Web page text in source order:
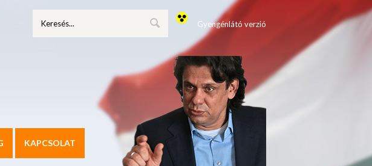
Gyengénlátó verzió
KAPCSOLAT